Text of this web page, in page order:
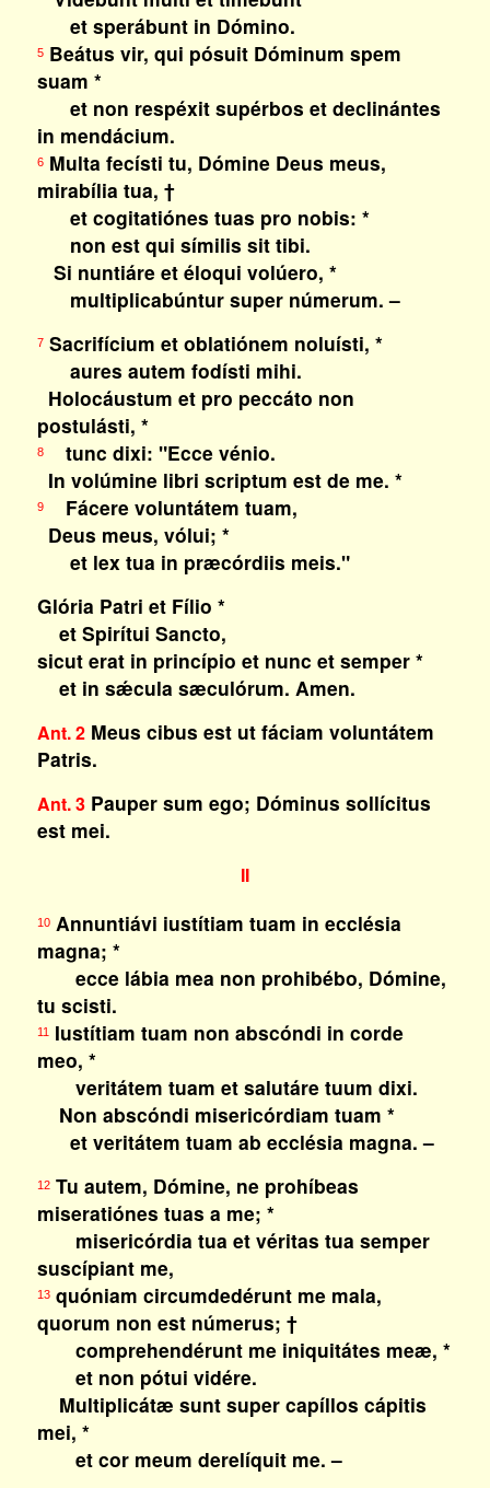
et sperábunt in Dómino.
5Beátus vir, qui pósuit Dóminum spem
suam *
et non respéxit supérbos et declinántes
in mendácium.
6Multa fecísti tu, Dómine Deus meus,
mirabília tua, †
et cogitatiónes tuas pro nobis: *
non est qui símilis sit tibi.
Si nuntiáre et éloqui volúero, *
multiplicabúntur super númerum. –
7Sacrifícium et oblatiónem noluísti, *
aures autem fodísti mihi.
Holocáustum et pro peccáto non
postulásti, *
8tunc dixi: "Ecce vénio.
In volúmine libri scriptum est de me. *
9Fácere voluntátem tuam,
Deus meus, vólui; *
et lex tua in præcórdiis meis."
Glória Patri et Fílio *
et Spirítui Sancto,
sicut erat in princípio et nunc et semper *
et in sǽcula sæculórum. Amen.
Ant. 2Meus cibus est ut fáciam voluntátem
Patris.
Ant. 3Pauper sum ego; Dóminus sollícitus
est mei.
II
10Annuntiávi iustítiam tuam in ecclésia
magna; *
ecce lábia mea non prohibébo, Dómine,
tu scisti.
11Iustítiam tuam non abscóndi in corde
meo, *
veritátem tuam et salutáre tuum dixi.
Non abscóndi misericórdiam tuam *
et veritátem tuam ab ecclésia magna. –
12Tu autem, Dómine, ne prohíbeas
miseratiónes tuas a me; *
misericórdia tua et véritas tua semper
suscípiant me,
13quóniam circumdedérunt me mala,
quorum non est númerus; †
comprehendérunt me iniquitátes meæ, *
et non pótui vidére.
Multiplicátæ sunt super capíllos cápitis
mei, *
et cor meum derelíquit me. –